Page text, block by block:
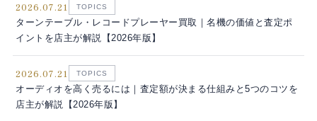
2026.07.21 TOPICS
ターンテーブル・レコードプレーヤー買取｜名機の価値と査定ポ
イントを店主が解説【2026年版】
2026.07.21 TOPICS
オーディオを高く売るには｜査定額が決まる仕組みと5つのコツを
店主が解説【2026年版】